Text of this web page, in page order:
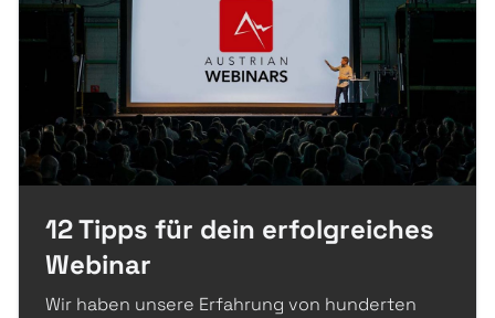
12 Tipps für dein erfolgreiches
Webinar
Wir haben unsere Erfahrung von hunderten